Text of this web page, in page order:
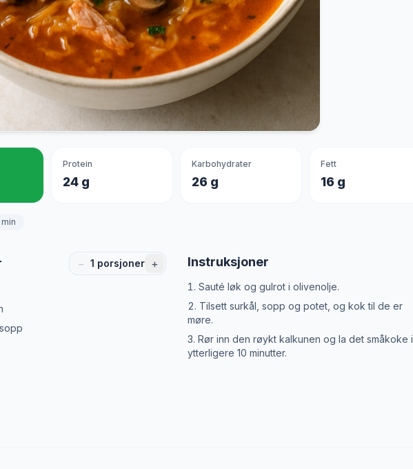
Protein
24 g
Karbohydrater
26 g
Fett
16 g
− 1 porsjoner + Instruksjoner
Sauté løk og gulrot i olivenolje.
Tilsett surkål, sopp og potet, og kok til de er
møre.
Rør inn den røykt kalkunen og la det småkoke i
ytterligere 10 minutter.